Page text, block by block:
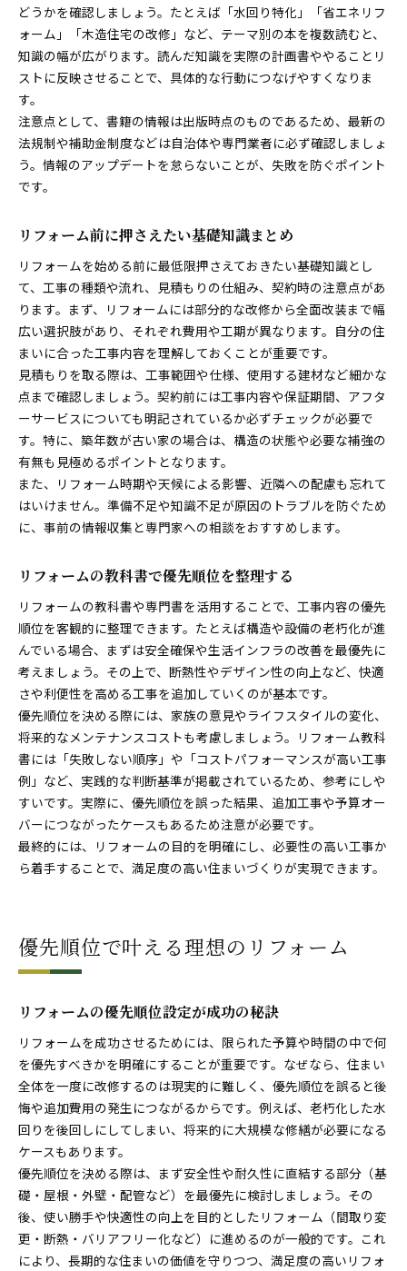
どうかを確認しましょう。たとえば「水回り特化」「省エネリフ
ォーム」「木造住宅の改修」など、テーマ別の本を複数読むと、
知識の幅が広がります。読んだ知識を実際の計画書ややることリ
ストに反映させることで、具体的な行動につなげやすくなりま
す。
注意点として、書籍の情報は出版時点のものであるため、最新の
法規制や補助金制度などは自治体や専門業者に必ず確認しましょ
う。情報のアップデートを怠らないことが、失敗を防ぐポイント
です。
リフォーム前に押さえたい基礎知識まとめ
リフォームを始める前に最低限押さえておきたい基礎知識とし
て、工事の種類や流れ、見積もりの仕組み、契約時の注意点があ
ります。まず、リフォームには部分的な改修から全面改装まで幅
広い選択肢があり、それぞれ費用や工期が異なります。自分の住
まいに合った工事内容を理解しておくことが重要です。
見積もりを取る際は、工事範囲や仕様、使用する建材など細かな
点まで確認しましょう。契約前には工事内容や保証期間、アフタ
ーサービスについても明記されているか必ずチェックが必要で
す。特に、築年数が古い家の場合は、構造の状態や必要な補強の
有無も見極めるポイントとなります。
また、リフォーム時期や天候による影響、近隣への配慮も忘れて
はいけません。準備不足や知識不足が原因のトラブルを防ぐため
に、事前の情報収集と専門家への相談をおすすめします。
リフォームの教科書で優先順位を整理する
リフォームの教科書や専門書を活用することで、工事内容の優先
順位を客観的に整理できます。たとえば構造や設備の老朽化が進
んでいる場合、まずは安全確保や生活インフラの改善を最優先に
考えましょう。その上で、断熱性やデザイン性の向上など、快適
さや利便性を高める工事を追加していくのが基本です。
優先順位を決める際には、家族の意見やライフスタイルの変化、
将来的なメンテナンスコストも考慮しましょう。リフォーム教科
書には「失敗しない順序」や「コストパフォーマンスが高い工事
例」など、実践的な判断基準が掲載されているため、参考にしや
すいです。実際に、優先順位を誤った結果、追加工事や予算オー
バーにつながったケースもあるため注意が必要です。
最終的には、リフォームの目的を明確にし、必要性の高い工事か
ら着手することで、満足度の高い住まいづくりが実現できます。
優先順位で叶える理想のリフォーム
リフォームの優先順位設定が成功の秘訣
リフォームを成功させるためには、限られた予算や時間の中で何
を優先すべきかを明確にすることが重要です。なぜなら、住まい
全体を一度に改修するのは現実的に難しく、優先順位を誤ると後
悔や追加費用の発生につながるからです。例えば、老朽化した水
回りを後回しにしてしまい、将来的に大規模な修繕が必要になる
ケースもあります。
優先順位を決める際は、まず安全性や耐久性に直結する部分（基
礎・屋根・外壁・配管など）を最優先に検討しましょう。その
後、使い勝手や快適性の向上を目的としたリフォーム（間取り変
更・断熱・バリアフリー化など）に進めるのが一般的です。これ
により、長期的な住まいの価値を守りつつ、満足度の高いリフォ